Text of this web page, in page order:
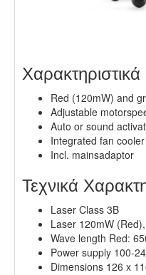
Χαρακτηριστικά
Red (120mW) and
Adjustable
Auto or sound
Integrated fan cooler
Incl. mainsadaptor
Τεχνικά
Laser Class 3B
Laser 120mW
Wave length Red:
Power supply 100-
Dimensions 126 x